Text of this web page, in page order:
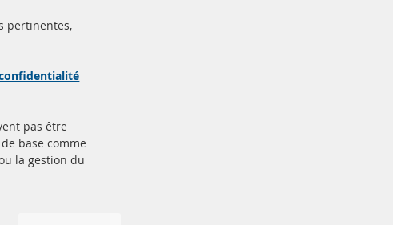
certifiées
la marque
pertinentes,
pas être
base comme
la gestion du